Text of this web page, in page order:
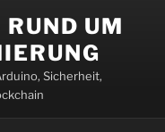
UM
Sicherheit,